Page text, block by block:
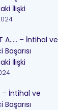
İlişki
A….. – İntihal ve
İlişki
– İntihal ve